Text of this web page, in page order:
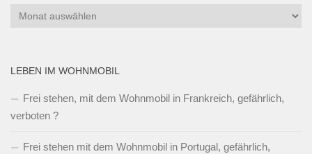
Archiv
LEBEN IM WOHNMOBIL
Frei stehen, mit dem Wohnmobil in Frankreich, gefährlich,
verboten ?
Frei stehen mit dem Wohnmobil in Portugal, gefährlich,